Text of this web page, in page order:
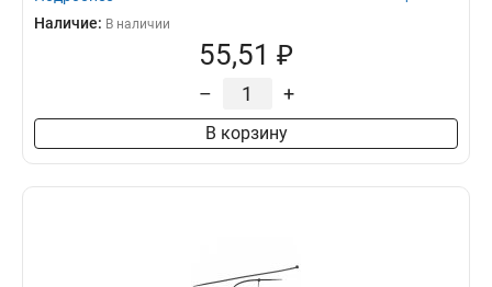
Наличие: В наличии
55,51 ₽
– +
В корзину